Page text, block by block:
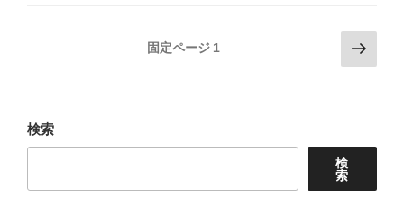
ペ
ー
送
固定ページ 1
次
の
検索
検
索